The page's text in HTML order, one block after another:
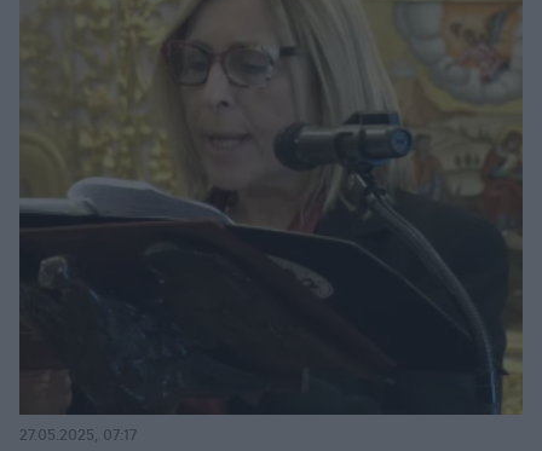
27.05.2025, 07:17